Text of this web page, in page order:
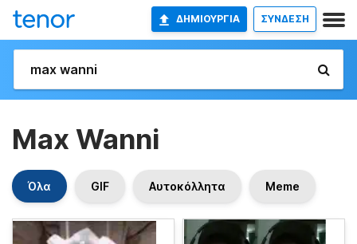
ΔΗΜΙΟΥΡΓΊΑ ΣΥΝΔΕΣΗ
Max Wanni
Όλα GIF Αυτοκόλλητα Meme